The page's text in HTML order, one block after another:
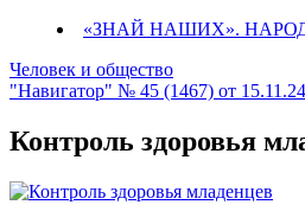
«ЗНАЙ НАШИХ».
Человек и общество
"Навигатор" № 45 (1467) от 15.11.24
Контроль здоровья